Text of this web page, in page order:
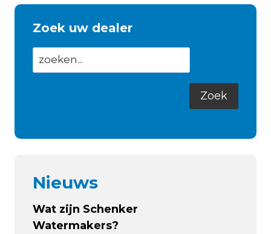
2021
Zoek uw dealer
Nieuws
Wat zijn Schenker
Watermakers?